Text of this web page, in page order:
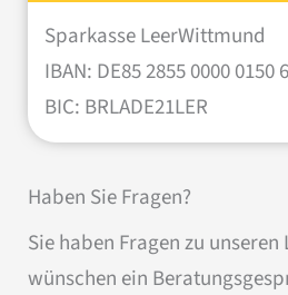
Sparkasse LeerWittmund
IBAN: DE85 2855 0000 0150
BIC: BRLADE21LER
Haben Sie Fragen?
Sie haben Fragen zu
wünschen ein